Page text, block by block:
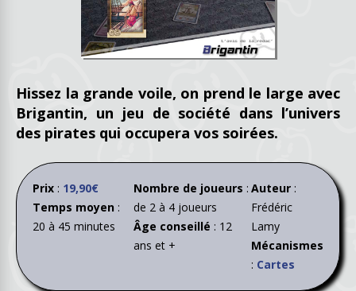
Hissez la grande voile, on prend le large avec
Brigantin, un jeu de société dans l’univers
des pirates qui occupera vos soirées.
Prix : 19,90€
Temps moyen :
20 à 45 minutes
Nombre de joueurs :
de 2 à 4 joueurs
Âge conseillé : 12
ans et +
Auteur :
Frédéric
Lamy
Mécanismes
: Cartes